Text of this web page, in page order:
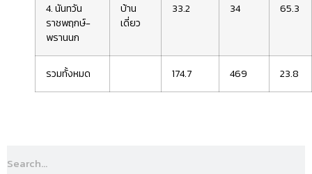
4. นันทวัน
ราชพฤกษ์-
พรานนก
บ้าน
เดี่ยว
33.2 34 65.3
รวมทั้งหมด 174.7 469 23.8